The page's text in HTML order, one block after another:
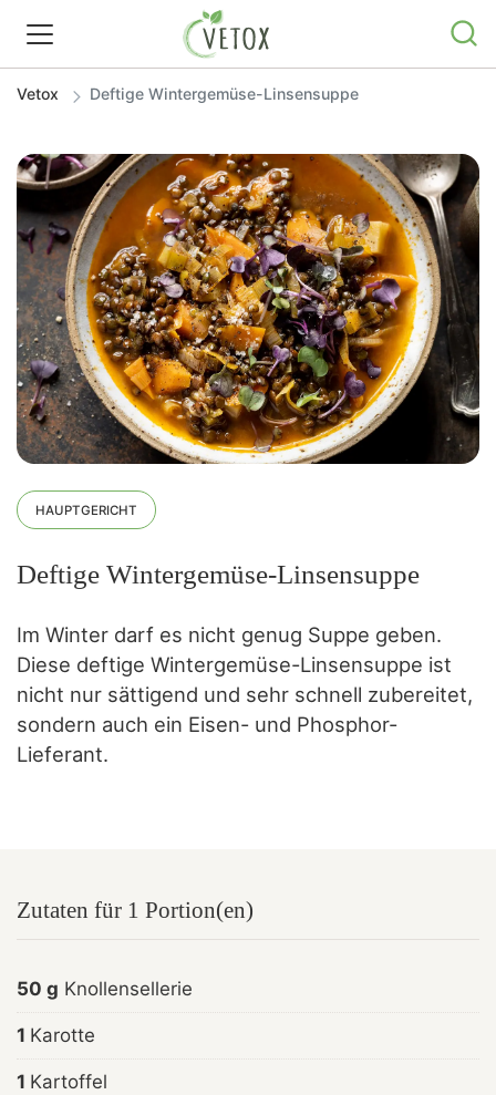
REZEPTWELT
WISSEN
SHOP
GRATIS ERNÄHRUNGSTIPPS
Vetox Deftige Wintergemüse-Linsensuppe
HAUPTGERICHT
Deftige Wintergemüse-Linsensuppe
Im Winter darf es nicht genug Suppe geben.
Diese deftige Wintergemüse-Linsensuppe ist
nicht nur sättigend und sehr schnell zubereitet,
sondern auch ein Eisen- und Phosphor-
Lieferant.
Zutaten für 1 Portion(en)
50 g Knollensellerie
1 Karotte
1 Kartoffel